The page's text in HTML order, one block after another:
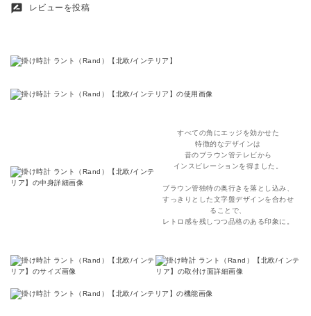
rate_review レビューを投稿
すべての角にエッジを効かせた
特徴的なデザインは
昔のブラウン管テレビから
インスピレーションを得ました。
ブラウン管独特の奥行きを落とし込み、
すっきりとした文字盤デザインを合わせ
ることで、
レトロ感を残しつつ品格のある印象に。